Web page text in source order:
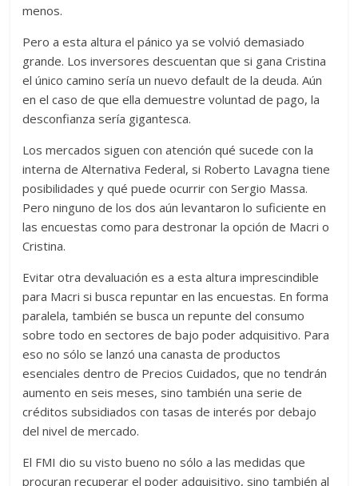
menos.
Pero a esta altura el pánico ya se volvió demasiado
grande. Los inversores descuentan que si gana Cristina
el único camino sería un nuevo default de la deuda. Aún
en el caso de que ella demuestre voluntad de pago, la
desconfianza sería gigantesca.
Los mercados siguen con atención qué sucede con la
interna de Alternativa Federal, si Roberto Lavagna tiene
posibilidades y qué puede ocurrir con Sergio Massa.
Pero ninguno de los dos aún levantaron lo suficiente en
las encuestas como para destronar la opción de Macri o
Cristina.
Evitar otra devaluación es a esta altura imprescindible
para Macri si busca repuntar en las encuestas. En forma
paralela, también se busca un repunte del consumo
sobre todo en sectores de bajo poder adquisitivo. Para
eso no sólo se lanzó una canasta de productos
esenciales dentro de Precios Cuidados, que no tendrán
aumento en seis meses, sino también una serie de
créditos subsidiados con tasas de interés por debajo
del nivel de mercado.
El FMI dio su visto bueno no sólo a las medidas que
procuran recuperar el poder adquisitivo, sino también al